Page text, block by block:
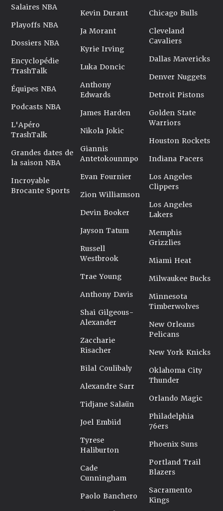
Salaires NBA
Playoffs NBA
Dossiers NBA
Encyclopédie
TrashTalk
Équipes NBA
Podcasts NBA
L'Apéro
TrashTalk
Grandes dates de
la saison NBA
Incroyable
Brocante Sports
Kevin Durant
Ja Morant
Kyrie Irving
Luka Doncic
Anthony
Edwards
James Harden
Nikola Jokic
Giannis
Antetokounmpo
Evan Fournier
Zion Williamson
Devin Booker
Jayson Tatum
Russell
Westbrook
Trae Young
Anthony Davis
Shai Gilgeous-
Alexander
Zaccharie
Risacher
Bilal Coulibaly
Alexandre Sarr
Tidjane Salaün
Joel Embiid
Tyrese
Haliburton
Cade
Cunningham
Paolo Banchero
Chicago Bulls
Cleveland
Cavaliers
Dallas Mavericks
Denver Nuggets
Detroit Pistons
Golden State
Warriors
Houston Rockets
Indiana Pacers
Los Angeles
Clippers
Los Angeles
Lakers
Memphis
Grizzlies
Miami Heat
Milwaukee Bucks
Minnesota
Timberwolves
New Orleans
Pelicans
New York Knicks
Oklahoma City
Thunder
Orlando Magic
Philadelphia
76ers
Phoenix Suns
Portland Trail
Blazers
Sacramento
Kings